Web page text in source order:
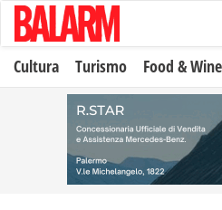
Cultura Turismo Food & Wine